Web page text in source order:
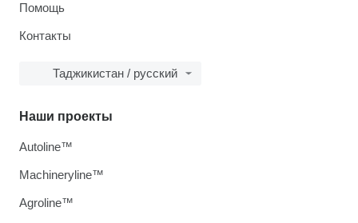
Помощь
Контакты
Таджикистан / русский
Наши проекты
Autoline™
Machineryline™
Agroline™